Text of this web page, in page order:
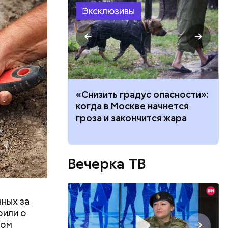
за
о
Эксклюзивы
все
как
с
«Снизить градус опасности»:
когда в Москве начнется
гроза и закончится жара
Вечерка ТВ